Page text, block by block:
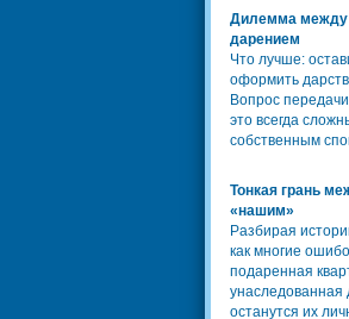
Дилемма между
дарением
Что лучше:
оформить
Вопрос
это всегда
собственным
Тонкая грань
«нашим»
Разбирая
как многие
подаренная
унаследованная
останутся их